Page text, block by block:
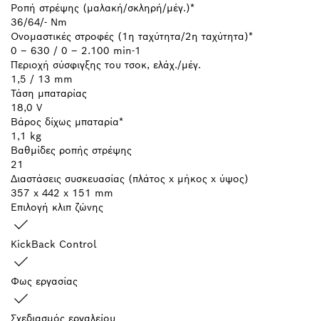
Ροπή στρέψης (μαλακή/σκληρή/μέγ.)*
36/64/- Nm
Ονομαστικές στροφές (1η ταχύτητα/2η ταχύτητα)*
0 – 630 / 0 – 2.100 min-1
Περιοχή σύσφιγξης του τσοκ, ελάχ./μέγ.
1,5 / 13 mm
Τάση μπαταρίας
18,0 V
Βάρος δίχως μπαταρία*
1,1 kg
Βαθμίδες ροπής στρέψης
21
Διαστάσεις συσκευασίας (πλάτος x μήκος x ύψος)
357 x 442 x 151 mm
Επιλογή κλιπ ζώνης
KickBack Control
Φως εργασίας
Σχεδιασμός εργαλείου